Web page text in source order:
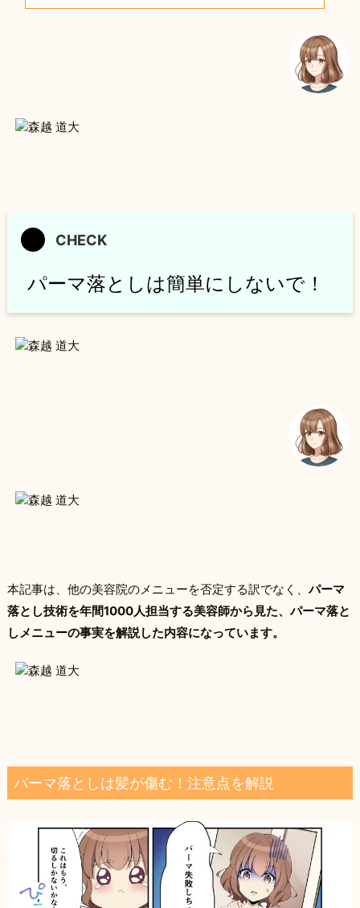
パーマ落としは簡単にしないで！
本記事は、他の美容院のメニューを否定する訳でなく、パーマ
落とし技術を年間1000人担当する美容師から見た、パーマ落と
しメニューの事実を解説した内容になっています。
パーマ落としは髪が傷む！注意点を解説